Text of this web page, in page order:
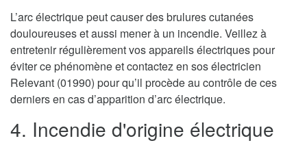
L’arc électrique peut causer des brulures cutanées
douloureuses et aussi mener à un incendie. Veillez à
entretenir régulièrement vos appareils électriques pour
éviter ce phénomène et contactez en sos électricien
Relevant (01990) pour qu’il procède au contrôle de ces
derniers en cas d’apparition d’arc électrique.
4. Incendie d'origine électrique